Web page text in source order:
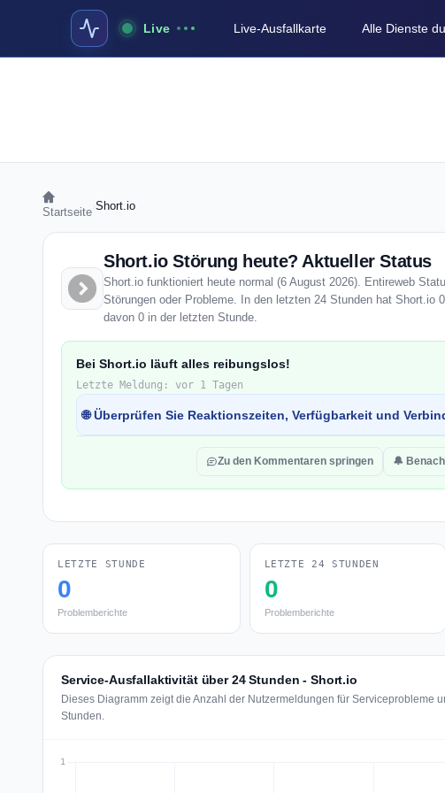
Live Live-Ausfallkarte Alle Dienste
Startseite Short.io
Short.io Störung heute? Aktueller Status
Short.io funktioniert heute normal (6 August 2026). Entireweb
Störungen oder Probleme. In den letzten 24 Stunden hat Short.io
davon 0 in der letzten Stunde.
Bei Short.io läuft alles reibungslos!
Letzte Meldung: vor 1 Tagen
🌐 Überprüfen Sie Reaktionszeiten, Verfügbarkeit und
Zu den Kommentaren springen 🔔
LETZTE STUNDE
0
Problemberichte
LETZTE 24 STUNDEN
0
Problemberichte
Service-Ausfallaktivität über 24 Stunden - Short.io
Dieses Diagramm zeigt die Anzahl der Nutzermeldungen für Serviceprobleme
Stunden.